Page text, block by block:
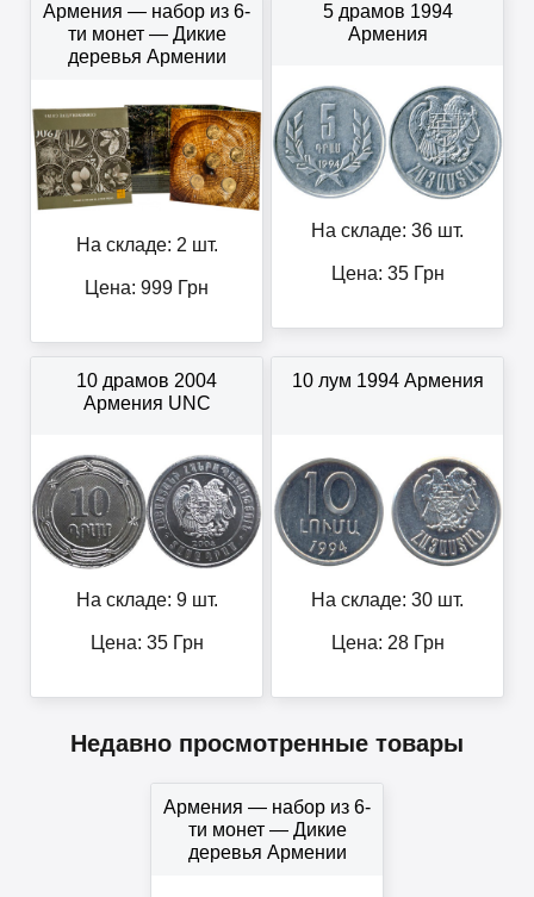
Армения — набор из 6-
ти монет — Дикие
деревья Армении
На складе: 2 шт.
Цена: 999 Грн
5 драмов 1994
Армения
На складе: 36 шт.
Цена: 35Грн
10 драмов 2004
Армения UNC
На складе: 9 шт.
Цена: 35Грн
10 лум 1994 Армения
На складе: 30 шт.
Цена: 28Грн
Недавно просмотренные товары
Армения — набор из 6-
ти монет — Дикие
деревья Армении